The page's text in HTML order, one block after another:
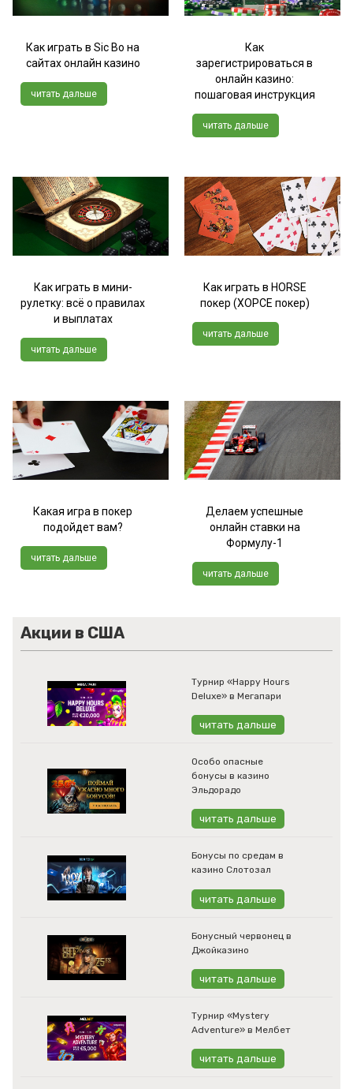
Как играть в Sic Bo на
сайтах онлайн казино
читать дальше
Как
зарегистрироваться в
онлайн казино:
пошаговая инструкция
читать дальше
Как играть в мини-
рулетку: всё о правилах
и выплатах
читать дальше
Как играть в HORSE
покер (ХОРСЕ покер)
читать дальше
Какая игра в покер
подойдет вам?
читать дальше
Делаем успешные
онлайн ставки на
Формулу-1
читать дальше
Акции в США
Турнир «Happy Hours
Deluxe» в Мегапари
читать дальше
Особо опасные
бонусы в казино
Эльдорадо
читать дальше
Бонусы по средам в
казино Слотозал
читать дальше
Бонусный червонец в
Джойказино
читать дальше
Турнир «Mystery
Adventure» в Мелбет
читать дальше